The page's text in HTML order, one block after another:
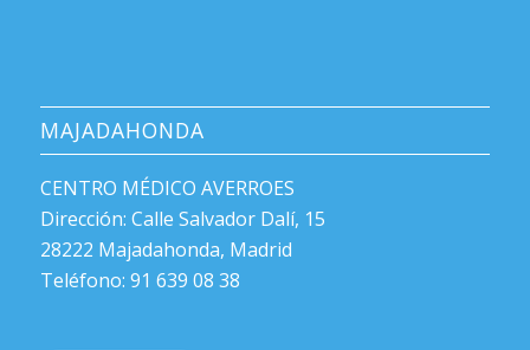
MAJADAHONDA
CENTRO MÉDICO AVERROES
Dirección: Calle Salvador Dalí, 15
28222 Majadahonda, Madrid
Teléfono: 91 639 08 38